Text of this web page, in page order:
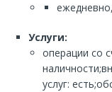
Услуги:
операции со
услуг: